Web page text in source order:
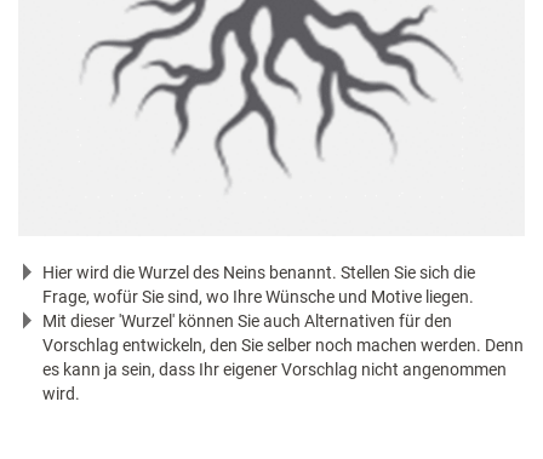
Hier wird die Wurzel des Neins benannt. Stellen Sie sich die
Frage, wofür Sie sind, wo Ihre Wünsche und Motive liegen.
Mit dieser 'Wurzel' können Sie auch Alternativen für den
Vorschlag entwickeln, den Sie selber noch machen werden. Denn
es kann ja sein, dass Ihr eigener Vorschlag nicht angenommen
wird.